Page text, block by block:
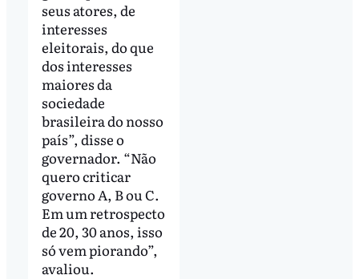
seus atores, de
interesses
eleitorais, do que
dos interesses
maiores da
sociedade
brasileira do nosso
país”, disse o
governador. “Não
quero criticar
governo A, B ou C.
Em um retrospecto
de 20, 30 anos, isso
só vem piorando”,
avaliou.